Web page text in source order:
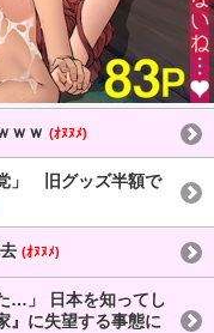
ｗｗ (ｵﾇﾇﾒ)
」 旧グッズ半額で
(ｵﾇﾇﾒ)
…」 日本を知ってし
』に失望する事態に